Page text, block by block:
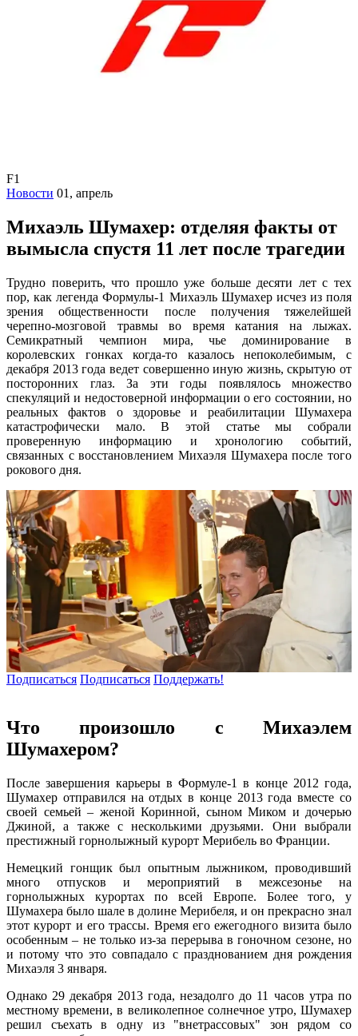
F1
Новости 01, апрель
Михаэль Шумахер: отделяя факты от
вымысла спустя 11 лет после трагедии
Трудно поверить, что прошло уже больше десяти лет с тех
пор, как легенда Формулы-1 Михаэль Шумахер исчез из поля
зрения общественности после получения тяжелейшей
черепно-мозговой травмы во время катания на лыжах.
Семикратный чемпион мира, чье доминирование в
королевских гонках когда-то казалось непоколебимым, с
декабря 2013 года ведет совершенно иную жизнь, скрытую от
посторонних глаз. За эти годы появлялось множество
спекуляций и недостоверной информации о его состоянии, но
реальных фактов о здоровье и реабилитации Шумахера
катастрофически мало. В этой статье мы собрали
проверенную информацию и хронологию событий,
связанных с восстановлением Михаэля Шумахера после того
рокового дня.
Подписаться Подписаться Поддержать!
Что произошло с Михаэлем
Шумахером?
После завершения карьеры в Формуле-1 в конце 2012 года,
Шумахер отправился на отдых в конце 2013 года вместе со
своей семьей – женой Коринной, сыном Миком и дочерью
Джиной, а также с несколькими друзьями. Они выбрали
престижный горнолыжный курорт Мерибель во Франции.
Немецкий гонщик был опытным лыжником, проводивший
много отпусков и мероприятий в межсезонье на
горнолыжных курортах по всей Европе. Более того, у
Шумахера было шале в долине Мерибеля, и он прекрасно знал
этот курорт и его трассы. Время его ежегодного визита было
особенным – не только из-за перерыва в гоночном сезоне, но
и потому что это совпадало с празднованием дня рождения
Михаэля 3 января.
Однако 29 декабря 2013 года, незадолго до 11 часов утра по
местному времени, в великолепное солнечное утро, Шумахер
решил съехать в одну из "внетрассовых" зон рядом со